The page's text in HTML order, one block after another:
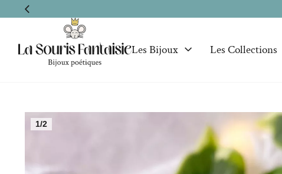
Les Bijoux Les Collections
1/2